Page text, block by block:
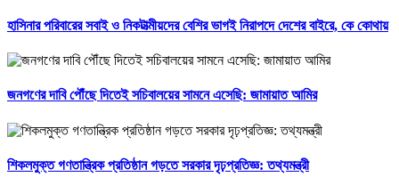
হাসিনার পরিবারের সবাই ও নিকটাত্মীয়দের বেশির ভাগই নিরাপদে দেশের বাইরে, কে কোথায়
জনগণের দাবি পৌঁছে দিতেই সচিবালয়ের সামনে এসেছি: জামায়াত আমির
শিকলমুক্ত গণতান্ত্রিক প্রতিষ্ঠান গড়তে সরকার দৃঢ়প্রতিজ্ঞ: তথ্যমন্ত্রী